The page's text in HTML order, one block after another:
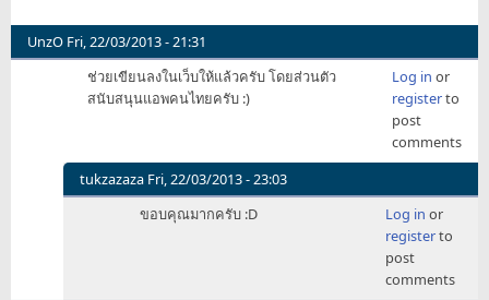
UnzO Fri, 22/03/2013 - 21:31
ช่วยเขียนลงในเว็บให้แล้วครับ โดยส่วนตัว
สนับสนุนแอพคนไทยครับ :)
Log in or
registerto
post
comments
tukzazaza Fri, 22/03/2013 - 23:03
In
ขอบคุณมากครับ :D Log in or
registerto
post
comments